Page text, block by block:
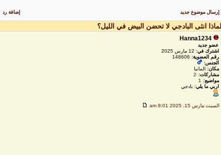
إرسال موضوع جديد إضافة رد
انثى البادجي لا تحضن البيض في الليل؟
Hanna1234
عضو جديد
اشترك في:12 مارس 2025
رقم العضوية:148606
الجنس:
مكان:المانيا
مشاركات:
2
مواضيع:
اربي ما يلي:بادجي
السبت مارس 15, 2025 8:01 am